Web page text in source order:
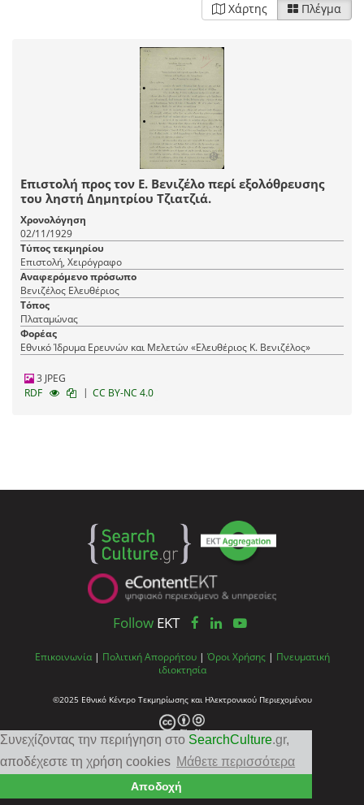
Συνεχίζοντας την περιήγηση στο SearchCulture.gr,
αποδέχεστε τη χρήση cookies Μάθετε περισσότερα
Αποδοχή
Χάρτης Πλέγμα
Επιστολή προς τον Ε. Βενιζέλο περί εξολόθρευσης
του ληστή Δημητρίου Τζιατζιά.
Χρονολόγηση
02/11/1929
Τύπος τεκμηρίου
Επιστολή, Χειρόγραφο
Αναφερόμενο πρόσωπο
Βενιζέλος Ελευθέριος
Τόπος
Πλαταμώνας
Φορέας
Εθνικό Ίδρυμα Ερευνών και Μελετών «Ελευθέριος Κ. Βενιζέλος»
3 JPEG
RDF
| CC BY-NC 4.0
Follow EKT
Επικοινωνία | Πολιτική Απορρήτου | Όροι Χρήσης | Πνευματική
ιδιοκτησία
©2025 Εθνικό Κέντρο Τεκμηρίωσης και Ηλεκτρονικού Περιεχομένου